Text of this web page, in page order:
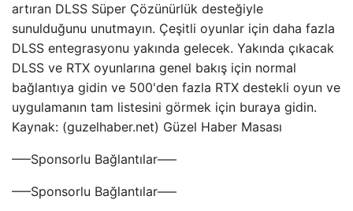
artıran DLSS Süper Çözünürlük desteğiyle
sunulduğunu unutmayın. Çeşitli oyunlar için daha fazla
DLSS entegrasyonu yakında gelecek. Yakında çıkacak
DLSS ve RTX oyunlarına genel bakış için normal
bağlantıya gidin ve 500'den fazla RTX destekli oyun ve
uygulamanın tam listesini görmek için buraya gidin.
Kaynak: (guzelhaber.net) Güzel Haber Masası
—–Sponsorlu Bağlantılar—–
—–Sponsorlu Bağlantılar—–